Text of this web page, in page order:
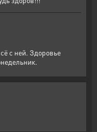
с ней. Здоровье